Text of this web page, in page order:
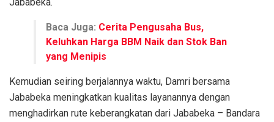
Baca Juga: Cerita Pengusaha Bus,
Keluhkan Harga BBM Naik dan Stok Ban
yang Menipis
Kemudian seiring berjalannya waktu, Damri bersama
Jababeka meningkatkan kualitas layanannya dengan
menghadirkan rute keberangkatan dari Jababeka – Bandara